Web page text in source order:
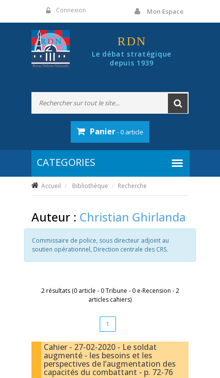
Connexion Mon Espace
RDN
Le débat stratégique
depuis 1939
Panier- 0 article
Accueil Bibliothèque Recherche
Auteur : Christian Ghirlanda
Commissaire de police, sous directeur adjoint au
soutien opérationnel, Direction centrale des CRS.
2 résultats (0 article - 0 Tribune - 0 e-Recension - 2
articles cahiers)
1
Cahier - 27-02-2020 - Le soldat
augmenté - les besoins et les
perspectives de l’augmentation des
capacités du combattant - p. 72-76